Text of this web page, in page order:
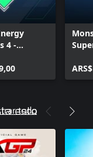
4 -
Neon
esto
todo